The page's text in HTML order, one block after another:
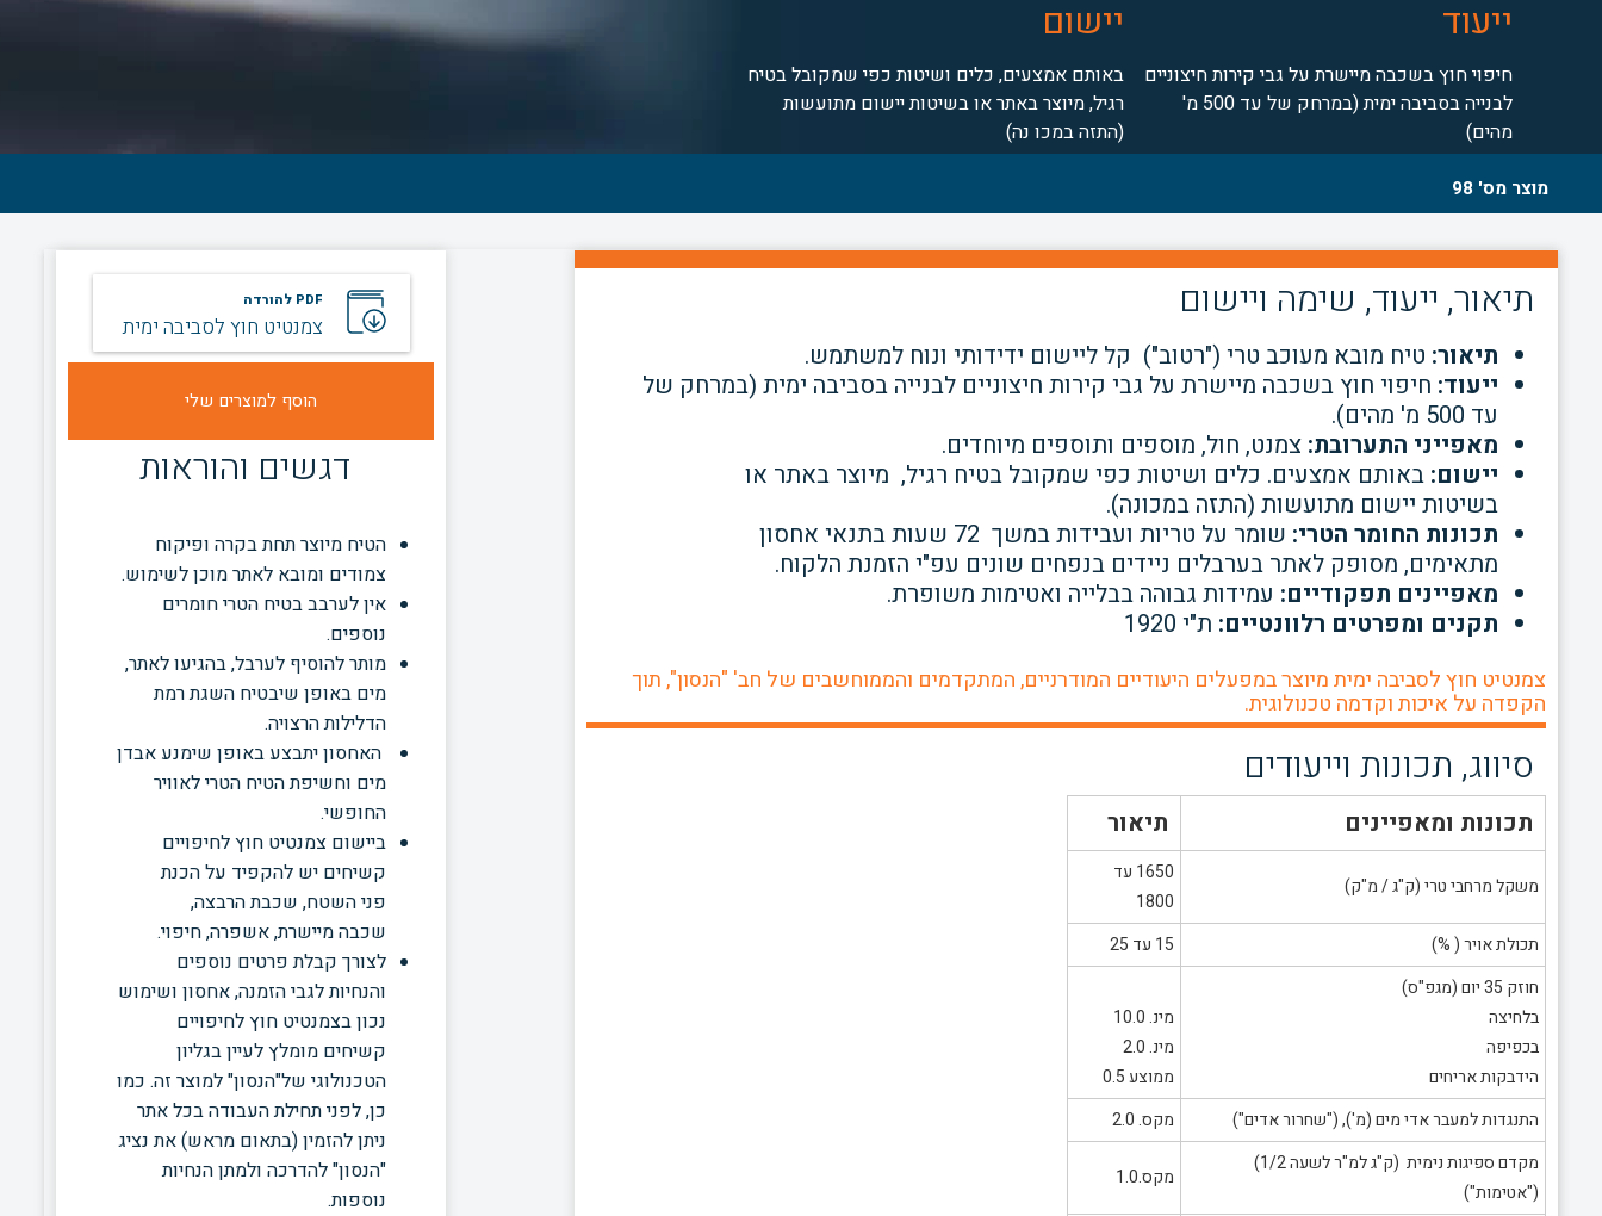
ייעוד
יישום
חיפוי חוץ בשכבה מיישרת על גבי קירות חיצוניים
לבנייה בסביבה ימית (במרחק של עד 500 מ'
מהים)
באותם אמצעים, כלים ושיטות כפי שמקובל בטיח
רגיל, מיוצר באתר או בשיטות יישום מתועשות
(התזה במכו נה)
מוצר מס' 98
תיאור, ייעוד, שימה ויישום
תיאור: טיח מובא מעוכב טרי ("רטוב") קל ליישום ידידותי ונוח למשתמש.
ייעוד: חיפוי חוץ בשכבה מיישרת על גבי קירות חיצוניים לבנייה בסביבה ימית (במרחק של
עד 500 מ' מהים).
מאפייני התערובת: צמנט, חול, מוספים ותוספים מיוחדים.
יישום: באותם אמצעים. כלים ושיטות כפי שמקובל בטיח רגיל, מיוצר באתר או
בשיטות יישום מתועשות (התזה במכונה).
תכונות החומר הטרי: שומר על טריות ועבידות במשך
שעות בתנאי אחסון
מתאימים, מסופק לאתר בערבלים ניידים בנפחים שונים עפ"י הזמנת הלקוח.
מאפיינים תפקודיים: עמידות גבוהה בבלייה ואטימות משופרת.
תקנים ומפרטים רלוונטיים: ת"י 1920
צמנטיט חוץ לסביבה ימית מיוצר במפעלים היעודיים המודרניים, המתקדמים והממוחשבים של חב' "הנסון", תוך
הקפדה על איכות וקדמה טכנולוגית.
סיווג, תכונות וייעודים
תכונות ומאפיינים תיאור
משקל מרחבי טרי (ק"ג / מ"ק)
1650 עד
1800
תכולת אויר ( %)
15 עד 25
חוזק 35 יום (מגפ"ס)
בלחיצה
בכפיפה
הידבקות אריחים
מינ. 10.0
מינ. 2.0
ממוצע 0.5
התנגדות למעבר אדי מים (מ'), ("שחרור אדים")
מקס. 2.0
מקדם ספיגות נימית (ק"ג למ"ר לשעה 1/2)
("אטימות")
מקס.1.0
PDF להורדה
צמנטיט חוץ לסביבה ימית
דגשים והוראות
הטיח מיוצר תחת בקרה ופיקוח
צמודים ומובא לאתר מוכן לשימוש.
אין לערבב בטיח הטרי חומרים
נוספים.
מותר להוסיף לערבל, בהגיעו לאתר,
מים באופן שיבטיח השגת רמת
הדלילות הרצויה.
האחסון יתבצע באופן שימנע אבדן
מים וחשיפת הטיח הטרי לאוויר
החופשי.
ביישום צמנטיט חוץ לחיפויים
קשיחים יש להקפיד על הכנת
פניהשטח, שכבת הרבצה,
שכבהמיישרת, אשפרה, חיפוי.
לצורך קבלת פרטים נוספים
והנחיות לגבי הזמנה, אחסון ושימוש
נכון בצמנטיט חוץ לחיפויים
קשיחים מומלץ לעיין בגליון
הטכנולוגי של"הנסון" למוצר זה. כמו
כן, לפני תחילת העבודה בכל אתר
ניתן להזמין (בתאום מראש) את נציג
"הנסון" להדרכה ולמתן הנחיות
נוספות.